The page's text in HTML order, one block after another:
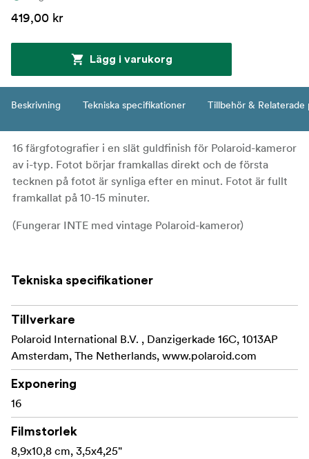
419,00 kr
Lägg i varukorg
Beskrivning Tekniska specifikationer Tillbehör & Relaterade
16 färgfotografier i en slät guldfinish för Polaroid-kameror
av i-typ. Fotot börjar framkallas direkt och de första
tecknen på fotot är synliga efter en minut. Fotot är fullt
framkallat på 10-15 minuter.
(Fungerar INTE med vintage Polaroid-kameror)
Tekniska specifikationer
Tillverkare
Polaroid International B.V. , Danzigerkade 16C, 1013AP
Amsterdam, The Netherlands, www.polaroid.com
Exponering
16
Filmstorlek
8,9x10,8 cm, 3,5x4,25"